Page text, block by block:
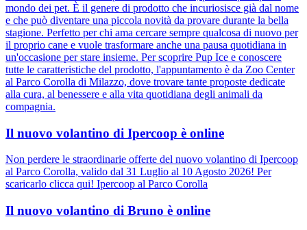
mondo dei pet. È il genere di prodotto che incuriosisce già dal nome
e che può diventare una piccola novità da provare durante la bella
stagione. Perfetto per chi ama cercare sempre qualcosa di nuovo per
il proprio cane e vuole trasformare anche una pausa quotidiana in
un'occasione per stare insieme. Per scoprire Pup Ice e conoscere
tutte le caratteristiche del prodotto, l'appuntamento è da Zoo Center
al Parco Corolla di Milazzo, dove trovare tante proposte dedicate
alla cura, al benessere e alla vita quotidiana degli animali da
compagnia.
Il nuovo volantino di Ipercoop è online
Non perdere le straordinarie offerte del nuovo volantino di Ipercoop
al Parco Corolla, valido dal 31 Luglio al 10 Agosto 2026! Per
scaricarlo clicca qui! Ipercoop al Parco Corolla
Il nuovo volantino di Bruno è online